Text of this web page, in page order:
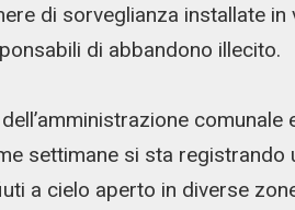
di sorveglianza installate
di abbandono illecito.
comunale
settimane si sta
a cielo aperto in diverse